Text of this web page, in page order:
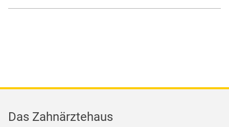
Das Zahnärztehaus